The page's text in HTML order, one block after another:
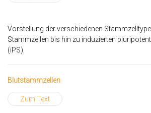
Vorstellung der verschiedenen
Stammzellen bis hin zu induzierten
(iPS).
Blutstammzellen
Zum Text